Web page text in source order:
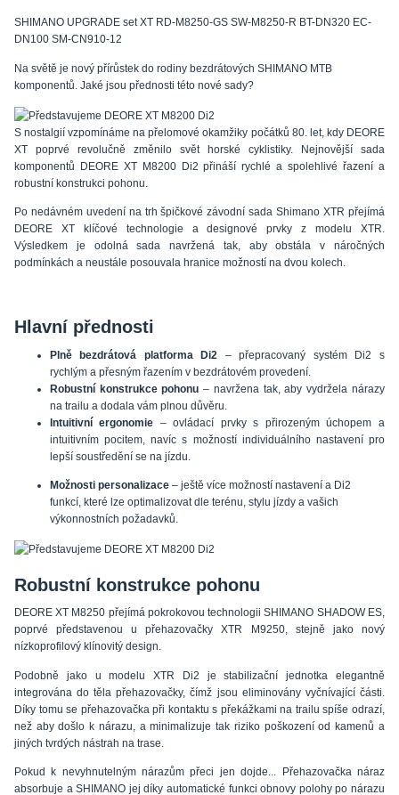
SHIMANO UPGRADE set XT RD-M8250-GS SW-M8250-R BT-DN320 EC-
DN100 SM-CN910-12
Na světě je nový přírůstek do rodiny bezdrátových SHIMANO MTB
komponentů. Jaké jsou přednosti této nové sady?
S nostalgií vzpomínáme na přelomové okamžiky počátků 80. let, kdy DEORE
XT poprvé revolučně změnilo svět horské cyklistiky. Nejnovější sada
komponentů DEORE XT M8200 Di2 přináší rychlé a spolehlivé řazení a
robustní konstrukci pohonu.
Po nedávném uvedení na trh špičkové závodní sada Shimano XTR přejímá
DEORE XT klíčové technologie a designové prvky z modelu XTR.
Výsledkem je odolná sada navržená tak, aby obstála v náročných
podmínkách a neustále posouvala hranice možností na dvou kolech.
Hlavní přednosti
Plně bezdrátová platforma Di2
– přepracovaný systém Di2 s
rychlým a přesným řazením v bezdrátovém provedení.
Robustní konstrukce pohonu – navržena tak, aby vydržela nárazy
na trailu a dodala vám plnou důvěru.
Intuitivní ergonomie – ovládací prvky s přirozeným úchopem a
intuitivním pocitem, navíc s možností individuálního nastavení pro
lepší soustředění se na jízdu.
Možnosti personalizace – ještě více možností nastavení a Di2
funkcí, které lze optimalizovat dle terénu, stylu jízdy a vašich
výkonnostních požadavků.
Robustní konstrukce pohonu
DEORE XT M8250 přejímá pokrokovou technologii SHIMANO SHADOW ES,
poprvé představenou u přehazovačky XTR M9250, stejně jako nový
nízkoprofilový klínovitý design.
Podobně jako u modelu XTR Di2 je stabilizační jednotka elegantně
integrována do těla přehazovačky, čímž jsou eliminovány vyčnívající části.
Díky tomu se přehazovačka při kontaktu s překážkami na trailu spíše odrazí,
než aby došlo k nárazu, a minimalizuje tak riziko poškození od kamenů a
jiných tvrdých nástrah na trase.
Pokud k nevyhnutelným nárazům přeci jen dojde... Přehazovačka náraz
absorbuje a SHIMANO jej díky automatické funkci obnovy polohy po nárazu